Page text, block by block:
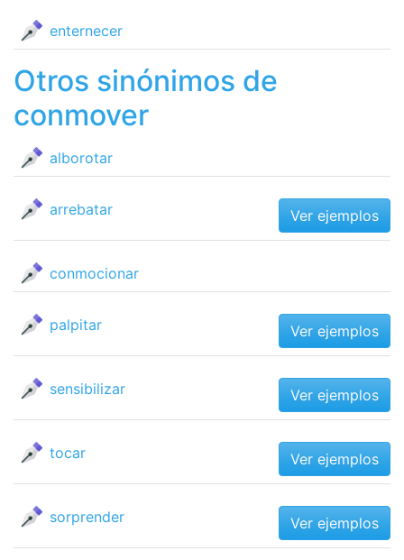
enternecer
Otros sinónimos de
conmover
alborotar
arrebatar Ver ejemplos
conmocionar
palpitar Ver ejemplos
sensibilizar Ver ejemplos
tocar Ver ejemplos
sorprender Ver ejemplos